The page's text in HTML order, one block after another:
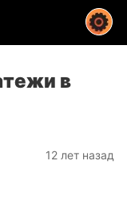
в
12 лет назад